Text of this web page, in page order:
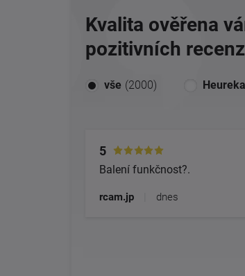
Kvalita ověřena
pozitivních
vše (2000) Heureka
5
Balení funkčnost?.
rcam.jp dnes